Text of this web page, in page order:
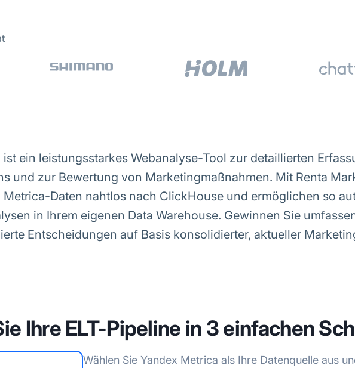
ein leistungsstarkes Webanalyse-Tool zur detaillierten
und zur Bewertung von Marketingmaßnahmen. Mit Renta
Metrica-Daten nahtlos nach ClickHouse und ermöglichen so
in Ihrem eigenen Data Warehouse. Gewinnen Sie
Entscheidungen auf Basis konsolidierter, aktueller
Ihre ELT-Pipeline in 3 einfachen
Wählen Sie Yandex Metrica als Ihre Datenquelle aus